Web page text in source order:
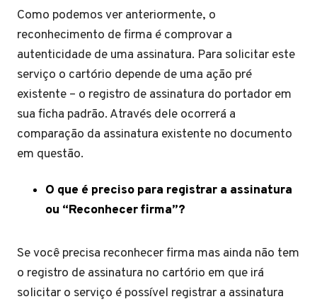
Como podemos ver anteriormente, o
reconhecimento de firma é comprovar a
autenticidade de uma assinatura. Para solicitar este
serviço o cartório depende de uma ação pré
existente – o registro de assinatura do portador em
sua ficha padrão. Através dele ocorrerá a
comparação da assinatura existente no documento
em questão.
O que é preciso para registrar a assinatura
ou “Reconhecer firma”?
Se você precisa reconhecer firma mas ainda não tem
o registro de assinatura no cartório em que irá
solicitar o serviço é possível registrar a assinatura